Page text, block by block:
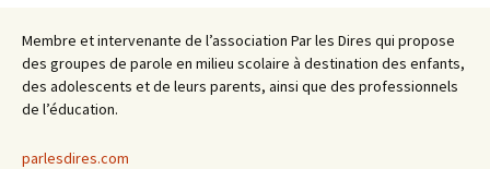
Membre et intervenante de l’association Par les Dires qui propose
des groupes de parole en milieu scolaire à destination des enfants,
des adolescents et de leurs parents, ainsi que des professionnels
de l’éducation.
parlesdires.com